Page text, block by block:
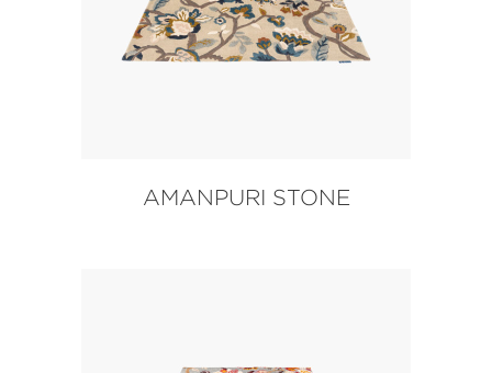
AMANPURI STONE